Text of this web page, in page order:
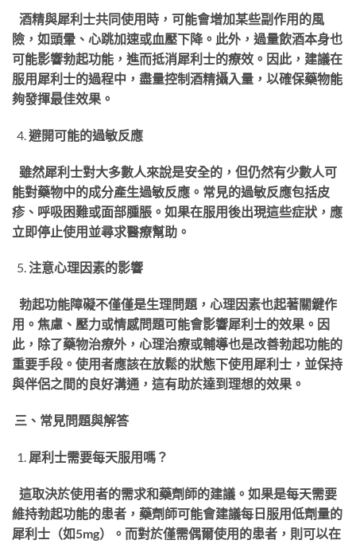
酒精與犀利士共同使用時，可能會增加某些副作用的風
險，如頭暈、心跳加速或血壓下降。此外，過量飲酒本身也
可能影響勃起功能，進而抵消犀利士的療效。因此，建議在
服用犀利士的過程中，盡量控制酒精攝入量，以確保藥物能
夠發揮最佳效果。
避開可能的過敏反應
雖然犀利士對大多數人來說是安全的，但仍然有少數人可
能對藥物中的成分產生過敏反應。常見的過敏反應包括皮
疹、呼吸困難或面部腫脹。如果在服用後出現這些症狀，應
立即停止使用並尋求醫療幫助。
注意心理因素的影響
勃起功能障礙不僅僅是生理問題，心理因素也起著關鍵作
用。焦慮、壓力或情感問題可能會影響犀利士的效果。因
此，除了藥物治療外，心理治療或輔導也是改善勃起功能的
重要手段。使用者應該在放鬆的狀態下使用犀利士，並保持
與伴侶之間的良好溝通，這有助於達到理想的效果。
三、常見問題與解答
犀利士需要每天服用嗎？
這取決於使用者的需求和藥劑師的建議。如果是每天需要
維持勃起功能的患者，藥劑師可能會建議每日服用低劑量的
犀利士（如5mg）。而對於僅需偶爾使用的患者，則可以在